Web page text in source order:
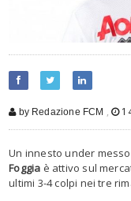
by Redazione FCM ,
Un innesto under
Foggia è attivo sul
ultimi 3-4 colpi nei tre